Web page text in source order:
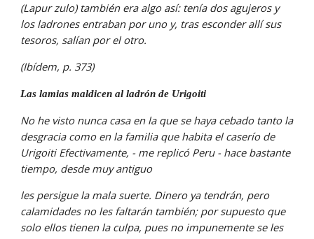
(Lapur zulo) también era algo así: tenía dos agujeros y
los ladrones entraban por uno y, tras esconder allí sus
tesoros, salían por el otro.
(Ibídem, p. 373)
Las lamias maldicen al ladrón de Urigoiti
No he visto nunca casa en la que se haya cebado tanto la
desgracia como en la familia que habita el caserío de
Urigoiti Efectivamente, - me replicó Peru - hace bastante
tiempo, desde muy antiguo
les persigue la mala suerte. Dinero ya tendrán, pero
calamidades no les faltarán también; por supuesto que
solo ellos tienen la culpa, pues no impunemente se les